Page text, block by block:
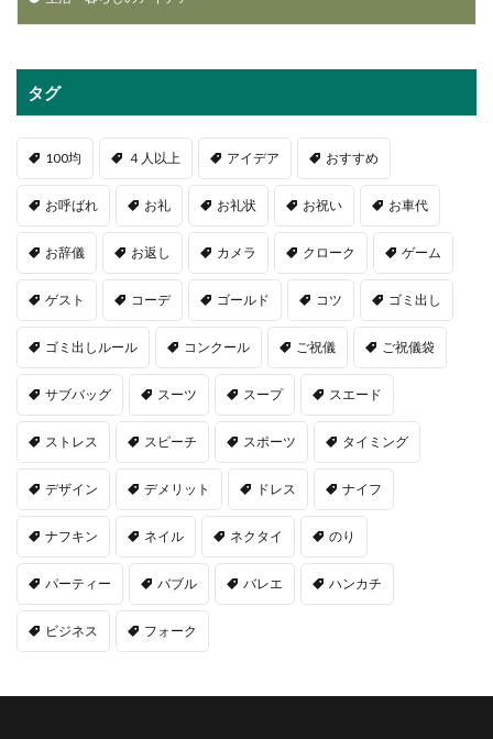
タグ
100均 ４人以上 アイデア おすすめ
お呼ばれ お礼 お礼状 お祝い お車代
お辞儀 お返し カメラ クローク ゲーム
ゲスト コーデ ゴールド コツ ゴミ出し
ゴミ出しルール コンクール ご祝儀 ご祝儀袋
サブバッグ スーツ スープ スエード
ストレス スピーチ スポーツ タイミング
デザイン デメリット ドレス ナイフ
ナフキン ネイル ネクタイ のり
パーティー バブル バレエ ハンカチ
ビジネス フォーク